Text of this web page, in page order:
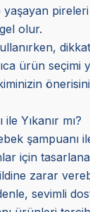
olur.
ürün seçimi
önerisini
Yıkanır mı?
şampuanı
için
zarar
sevimli